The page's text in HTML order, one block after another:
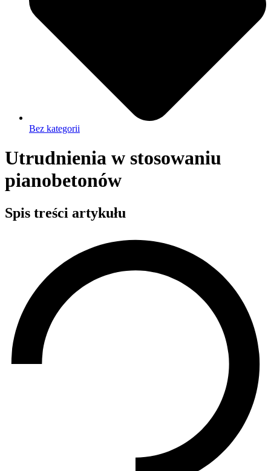
Bez kategorii
Utrudnienia w stosowaniu
pianobetonów
Spis treści artykułu